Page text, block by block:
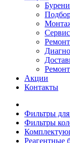
Акции
Контакты
Фильтры
Фильтры
Реагентные